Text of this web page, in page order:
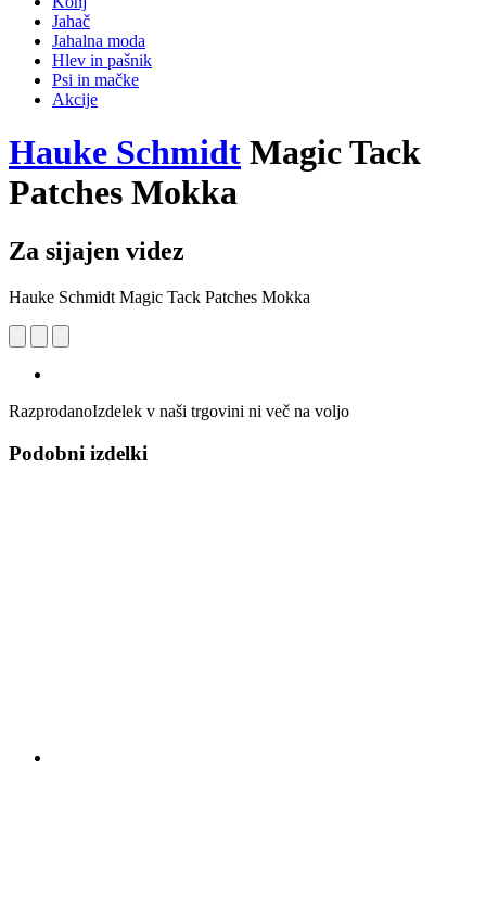
Jahač
Jahalna moda
Hlev in pašnik
Psi in mačke
Akcije
Hauke Schmidt Magic Tack
Patches Mokka
Za sijajen videz
Hauke Schmidt Magic Tack Patches Mokka
RazprodanoIzdelek v naši trgovini ni več na voljo
Podobni izdelki